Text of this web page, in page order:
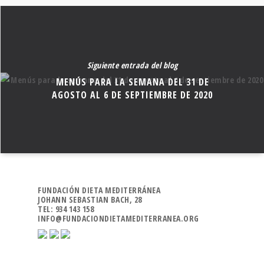
Siguiente entrada del blog
MENÚS PARA LA SEMANA DEL 31 DE
AGOSTO AL 6 DE SEPTIEMBRE DE 2020
FUNDACIÓN DIETA MEDITERRÁNEA
JOHANN SEBASTIAN BACH, 28
TEL: 934 143 158
INFO@FUNDACIONDIETAMEDITERRANEA.ORG